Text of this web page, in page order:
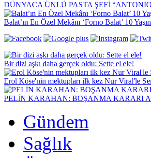
DÜNYACA ÜNLÜ PASTA ŞEFİ
Balat’ın En Özel Mekânı ‘Forno Balat’ 10
Bir dizi aşkı daha gerçek oldu: Sette el ele!
Erol Köse'nin mektupları ilk kez Nur Viral'le
PELİN KARAHAN: BOŞANMA KARARI
Gündem
Sağlık